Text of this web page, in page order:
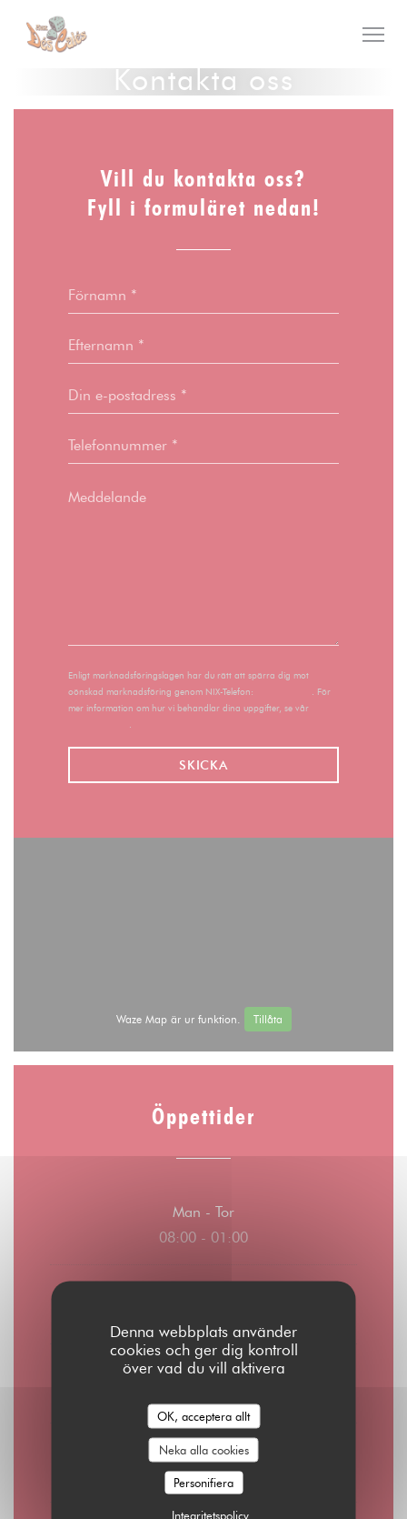
Cookie- hanteringspanel
Denna webbplats använder
cookies och ger dig kontroll
över vad du vill aktivera
OK, acceptera allt
Neka alla cookies
Personifiera
Integritetspolicy
Kontakta oss
Vill du kontakta oss?
Fyll i formuläret nedan!
Enligt marknadsföringslagen har du rätt att spärra dig mot
oönskad marknadsföring genom NIX-Telefon:
. För
mer information om hur vi behandlar dina uppgifter, se vår
.
Waze Map är ur funktion. Tillåta
Öppettider
Man - Tor
08:00 - 01:00
Lördag
Söndag
10:00 - 00:00